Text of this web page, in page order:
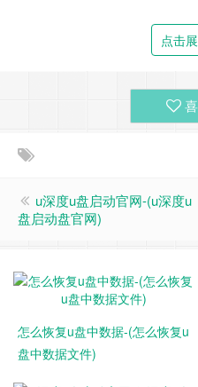
的几率是系统导致的，如果只
这里我们只讨论U盘本身问题
我们找到【我的电脑】选择
盘的分区，我们直接选择格式
点击
u深度u盘启动官网-(u深度u
盘启动盘官网)
怎么恢复u盘中数据-(怎么恢复u
盘中数据文件)